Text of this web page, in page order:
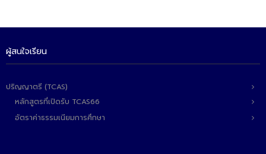
- โครงการบริหารจัดการพื้นที่ 10 ไร่ ด้านหลังโรงสีข้าว
- โครงการส่งเสริมการปลูกกล้วยเล็บมือนางฯ
- ผลงาน/รางวัล
- SDU Zero Waste
ผู้สนใจเรียน
ปริญญาตรี (TCAS)
หลักสูตรที่เปิดรับ TCAS66
อัตราค่าธรรมเนียมการศึกษา